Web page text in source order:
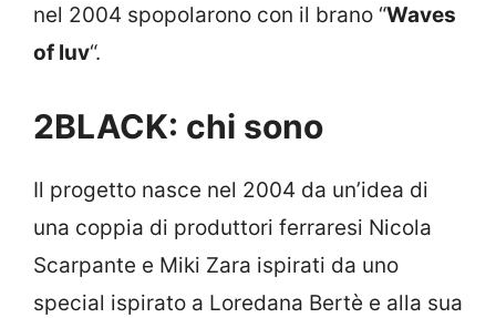
nel 2004 spopolarono con il brano “Waves
of luv“.
2BLACK: chi sono
Il progetto nasce nel 2004 da un’idea di
una coppia di produttori ferraresi Nicola
Scarpante e Miki Zara ispirati da uno
special ispirato a Loredana Bertè e alla sua